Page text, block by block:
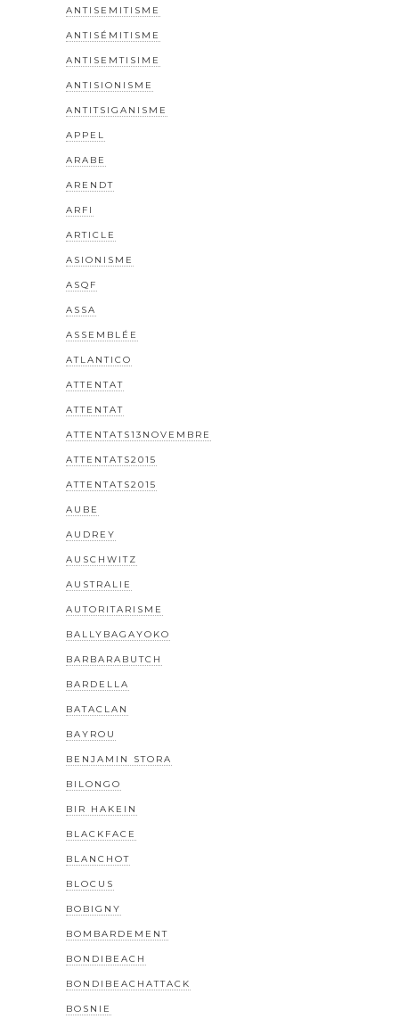
ANTISEMITISME
ANTISÉMITISME
ANTISEMTISIME
ANTISIONISME
ANTITSIGANISME
APPEL
ARABE
ARENDT
ARFI
ARTICLE
ASIONISME
ASQF
ASSA
ASSEMBLÉE
ATLANTICO
ATTENTAT
ATTENTAT
ATTENTATS13NOVEMBRE
ATTENTATS2015
ATTENTATS2015
AUBE
AUDREY
AUSCHWITZ
AUSTRALIE
AUTORITARISME
BALLYBAGAYOKO
BARBARABUTCH
BARDELLA
BATACLAN
BAYROU
BENJAMIN STORA
BILONGO
BIR HAKEIN
BLACKFACE
BLANCHOT
BLOCUS
BOBIGNY
BOMBARDEMENT
BONDIBEACH
BONDIBEACHATTACK
BOSNIE